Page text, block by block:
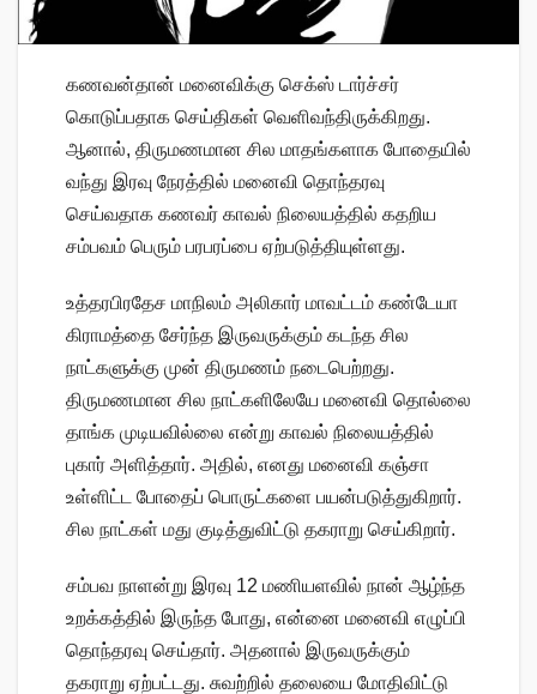
கணவன்தான் மனைவிக்கு செக்ஸ் டார்ச்சர்
கொடுப்பதாக செய்திகள் வெளிவந்திருக்கிறது.
ஆனால், திருமணமான சில மாதங்களாக போதையில்
வந்து இரவு நேரத்தில் மனைவி தொந்தரவு
செய்வதாக கணவர் காவல் நிலையத்தில் கதறிய
சம்பவம் பெரும் பரபரப்பை ஏற்படுத்தியுள்ளது.
உத்தரபிரதேச மாநிலம் அலிகார் மாவட்டம் கண்டேயா
கிராமத்தை சேர்ந்த இருவருக்கும் கடந்த சில
நாட்களுக்கு முன் திருமணம் நடைபெற்றது.
திருமணமான சில நாட்களிலேயே மனைவி தொல்லை
தாங்க முடியவில்லை என்று காவல் நிலையத்தில்
புகார் அளித்தார். அதில், எனது மனைவி கஞ்சா
உள்ளிட்ட போதைப் பொருட்களை பயன்படுத்துகிறார்.
சில நாட்கள் மது குடித்துவிட்டு தகராறு செய்கிறார்.
சம்பவ நாளன்று இரவு 12 மணியளவில் நான் ஆழ்ந்த
உறக்கத்தில் இருந்த போது, என்னை மனைவி எழுப்பி
தொந்தரவு செய்தார். அதனால் இருவருக்கும்
தகராறு ஏற்பட்டது. சுவற்றில் தலையை மோதிவிட்டு